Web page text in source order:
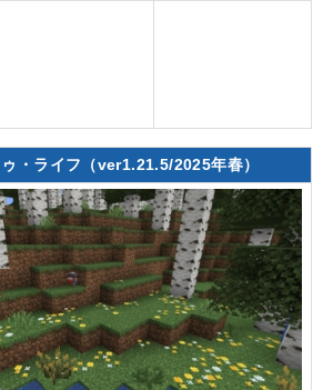
・ライフ（ver1.21.5/2025年春）